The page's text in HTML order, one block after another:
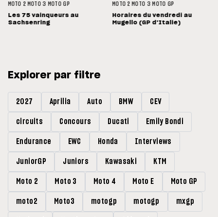
MOTO 2 MOTO 3 MOTO GP
Les 75 vainqueurs au
Sachsenring
MOTO 2 MOTO 3 MOTO GP
Horaires du vendredi au
Mugello (GP d'Italie)
Explorer par filtre
2027 Aprilia Auto BMW CEV
circuits Concours Ducati Emily Bondi
Endurance EWC Honda Interviews
JuniorGP Juniors Kawasaki KTM
Moto 2 Moto 3 Moto 4 Moto E Moto GP
moto2 Moto3 motogp motogp mxgp